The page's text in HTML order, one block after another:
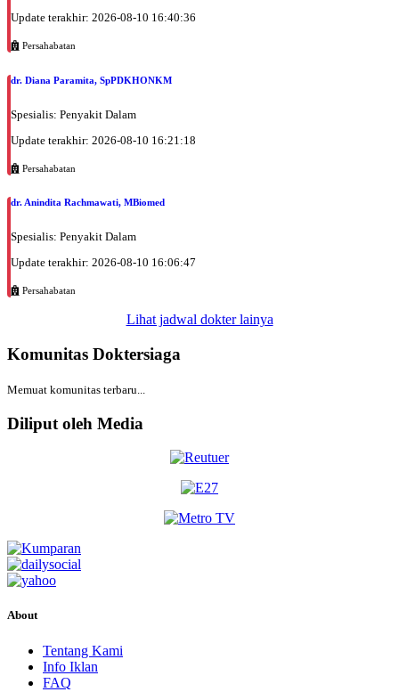
Update terakhir: 2026-08-10 16:40:36
Persahabatan
dr. Diana Paramita, SpPDKHONKM
Spesialis: Penyakit Dalam
Update terakhir: 2026-08-10 16:21:18
Persahabatan
dr. Anindita Rachmawati, MBiomed
Spesialis: Penyakit Dalam
Update terakhir: 2026-08-10 16:06:47
Persahabatan
Lihat jadwal dokter lainya
Komunitas Doktersiaga
Memuat komunitas terbaru...
Diliput oleh Media
About
Tentang Kami
Info Iklan
FAQ